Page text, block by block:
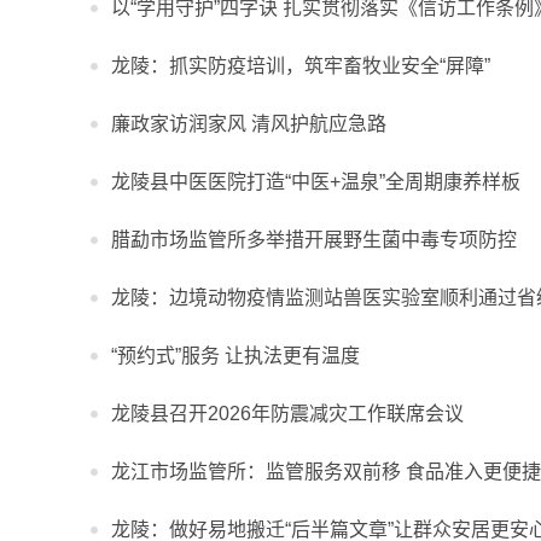
以“学用守护”四字诀 扎实贯彻落实《信访工作条例
龙陵：抓实防疫培训，筑牢畜牧业安全“屏障”
廉政家访润家风 清风护航应急路
龙陵县中医医院打造“中医+温泉”全周期康养样板
腊勐市场监管所多举措开展野生菌中毒专项防控
龙陵：边境动物疫情监测站兽医实验室顺利通过
“预约式”服务 让执法更有温度
龙陵县召开2026年防震减灾工作联席会议
龙江市场监管所：监管服务双前移 食品准入更便捷
龙陵：做好易地搬迁“后半篇文章”让群众安居更安